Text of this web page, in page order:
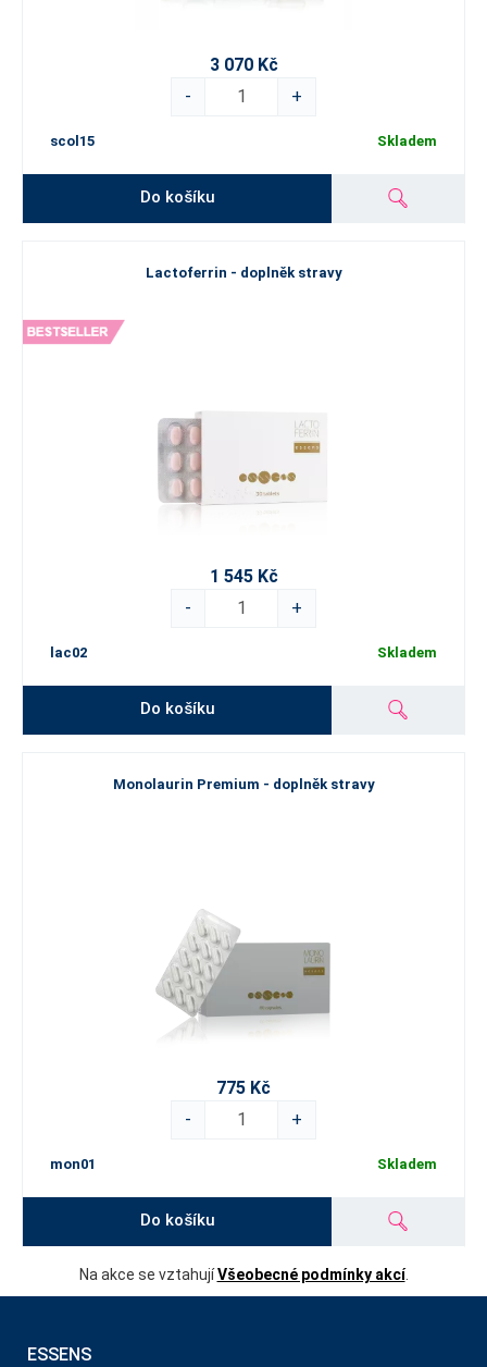
3 070 Kč
-
+
scol15 Skladem
Do košíku
Lactoferrin - doplněk stravy
1 545 Kč
-
+
lac02 Skladem
Do košíku
Monolaurin Premium - doplněk stravy
775 Kč
-
+
mon01 Skladem
Do košíku
Na akce se vztahujíVšeobecné podmínky akcí.
ESSENS